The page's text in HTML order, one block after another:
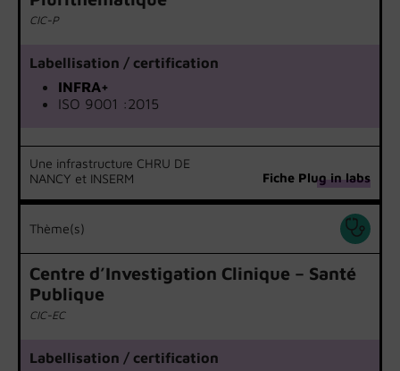
CIC-P
Labellisation / certification
INFRA+
ISO 9001 :2015
Une infrastructure CHRU DE
NANCY et INSERM
Fiche Plug in labs
Thème(s)
Centre d’Investigation Clinique – Santé
Publique
CIC-EC
Labellisation / certification